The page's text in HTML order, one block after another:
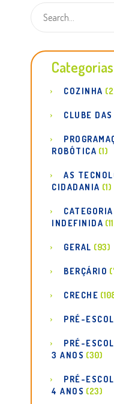
Categorias
COZINHA
CLUBE
ROBÓTICA (1)
AS
CIDADANIA (1)
CATEGORIA
INDEFINIDA
GERAL (93)
BERÇÁRIO
CRECHE
PRÉ-
PRÉ-
3 ANOS (30)
PRÉ-
4 ANOS (23)